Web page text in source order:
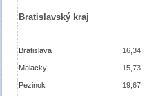
Bratislavský kraj
Bratislava 16,34
Malacky 15,73
Pezinok 19,67